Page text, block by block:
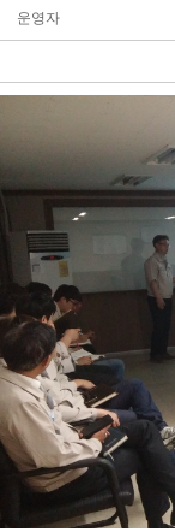
운영자